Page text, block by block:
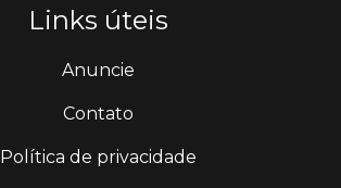
Links úteis
Anuncie
Contato
Política de privacidade